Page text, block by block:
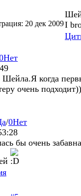
20 дек 2009I
Нет
когда
очень подходит))
/0Нет
бы очень